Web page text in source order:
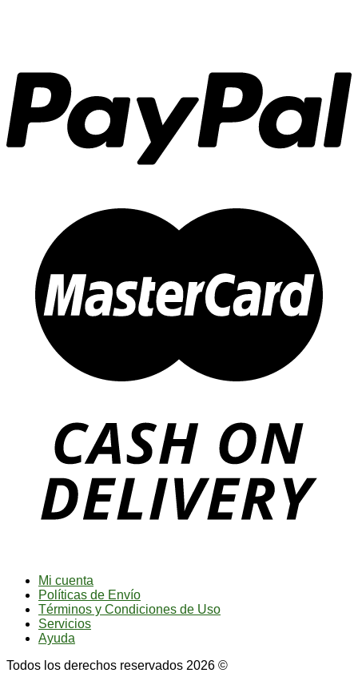
Mi cuenta
Políticas de Envío
Términos y Condiciones de Uso
Servicios
Ayuda
Todos los derechos reservados 2026 ©